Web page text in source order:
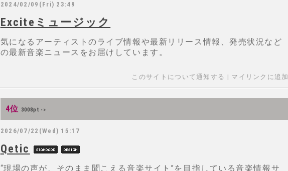
2024/02/09(Fri) 23:49
Exciteミュージック
気になるアーティストのライブ情報や最新リリース情報、発売状況など
の最新音楽ニュースをお届けしています。
このサイトについて通知する | マイリンクに追加
4位 3008pt ->
2026/07/22(Wed) 15:17
Qetic
“現場の声が、そのまま聞こえる音楽サイト”を目指している音楽情報サ